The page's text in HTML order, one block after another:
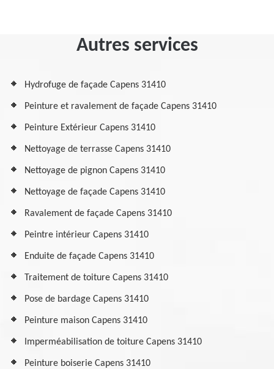
Autres services
Hydrofuge de façade Capens 31410
Peinture et ravalement de façade Capens 31410
Peinture Extérieur Capens 31410
Nettoyage de terrasse Capens 31410
Nettoyage de pignon Capens 31410
Nettoyage de façade Capens 31410
Ravalement de façade Capens 31410
Peintre intérieur Capens 31410
Enduite de façade Capens 31410
Traitement de toiture Capens 31410
Pose de bardage Capens 31410
Peinture maison Capens 31410
Imperméabilisation de toiture Capens 31410
Peinture boiserie Capens 31410